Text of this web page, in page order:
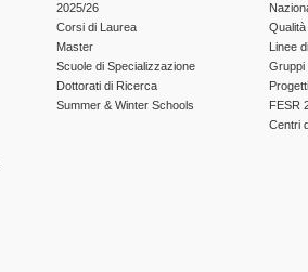
2025/26
Corsi di Laurea
Master
Scuole di Specializzazione
Dottorati di Ricerca
Summer & Winter Schools
Linee
Gruppi
FESR
Centri